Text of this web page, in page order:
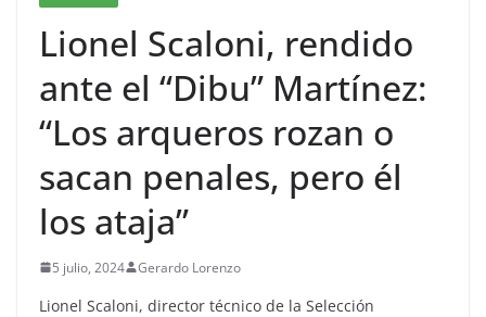
Lionel Scaloni, rendido
ante el “Dibu” Martínez:
“Los arqueros rozan o
sacan penales, pero él
los ataja”
5 julio, 2024 Gerardo Lorenzo
Lionel Scaloni, director técnico de la Selección